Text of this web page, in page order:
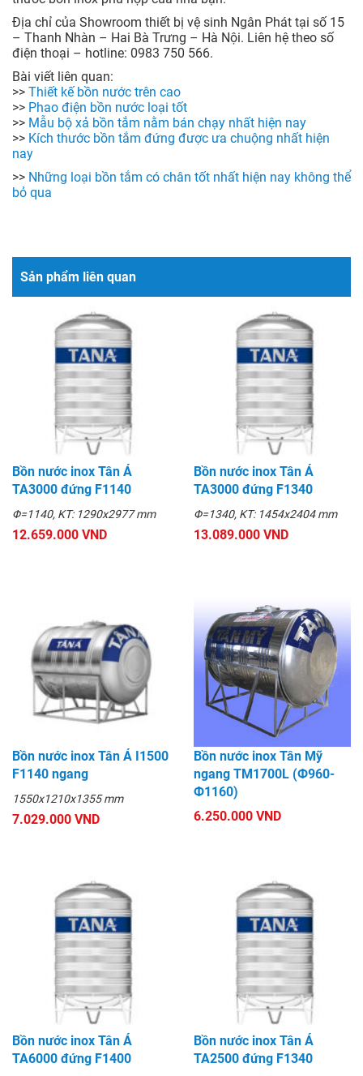
Địa chỉ của Showroom thiết bị vệ sinh Ngân Phát tại số 15
– Thanh Nhàn – Hai Bà Trưng – Hà Nội. Liên hệ theo số
điện thoại – hotline: 0983 750 566.
Bài viết liên quan:
>> Thiết kế bồn nước trên cao
>> Phao điện bồn nước loại tốt
>> Mẫu bộ xả bồn tắm nằm bán chạy nhất hiện nay
>> Kích thước bồn tắm đứng được ưa chuộng nhất hiện
nay
>> Những loại bồn tắm có chân tốt nhất hiện nay không thể
bỏ qua
Sản phẩm liên quan
Bồn nước inox Tân Á
TA3000 đứng F1140
Φ=1140, KT: 1290x2977 mm
12.659.000 VND
Bồn nước inox Tân Á
TA3000 đứng F1340
Φ=1340, KT: 1454x2404 mm
13.089.000 VND
Bồn nước inox Tân Á I1500
F1140 ngang
1550x1210x1355 mm
7.029.000 VND
Bồn nước inox Tân Mỹ
ngang TM1700L (Ф960-
Ф1160)
6.250.000 VND
Bồn nước inox Tân Á
TA6000 đứng F1400
Bồn nước inox Tân Á
TA2500 đứng F1340